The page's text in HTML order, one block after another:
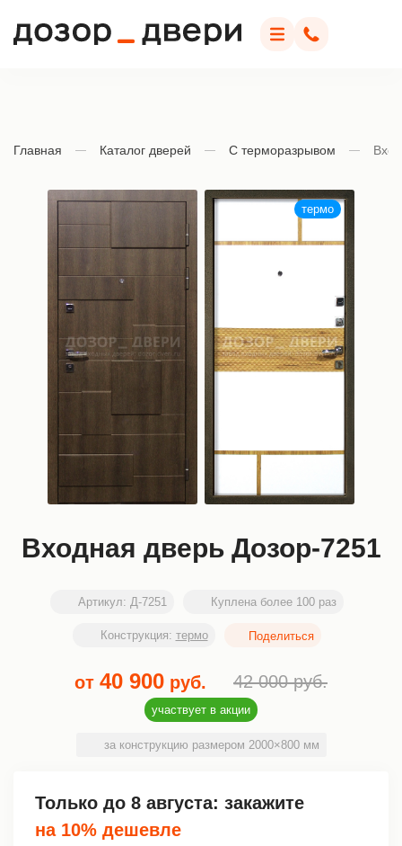
Дозор Двери
МенюПозвонить
Главная Каталог дверей С терморазрывом
Входная дверь Дозор-7251
Артикул: Д-7251 Куплена более 100 раз
Конструкция: термо
от 40 900 руб. 42 000руб.
участвует в акции
за конструкцию размером 2000×800 мм
Только до 8 августа: закажите
на 10% дешевле